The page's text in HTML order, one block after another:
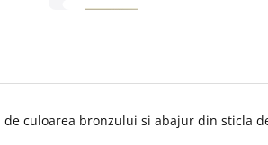
culoarea bronzului si abajur din sticla